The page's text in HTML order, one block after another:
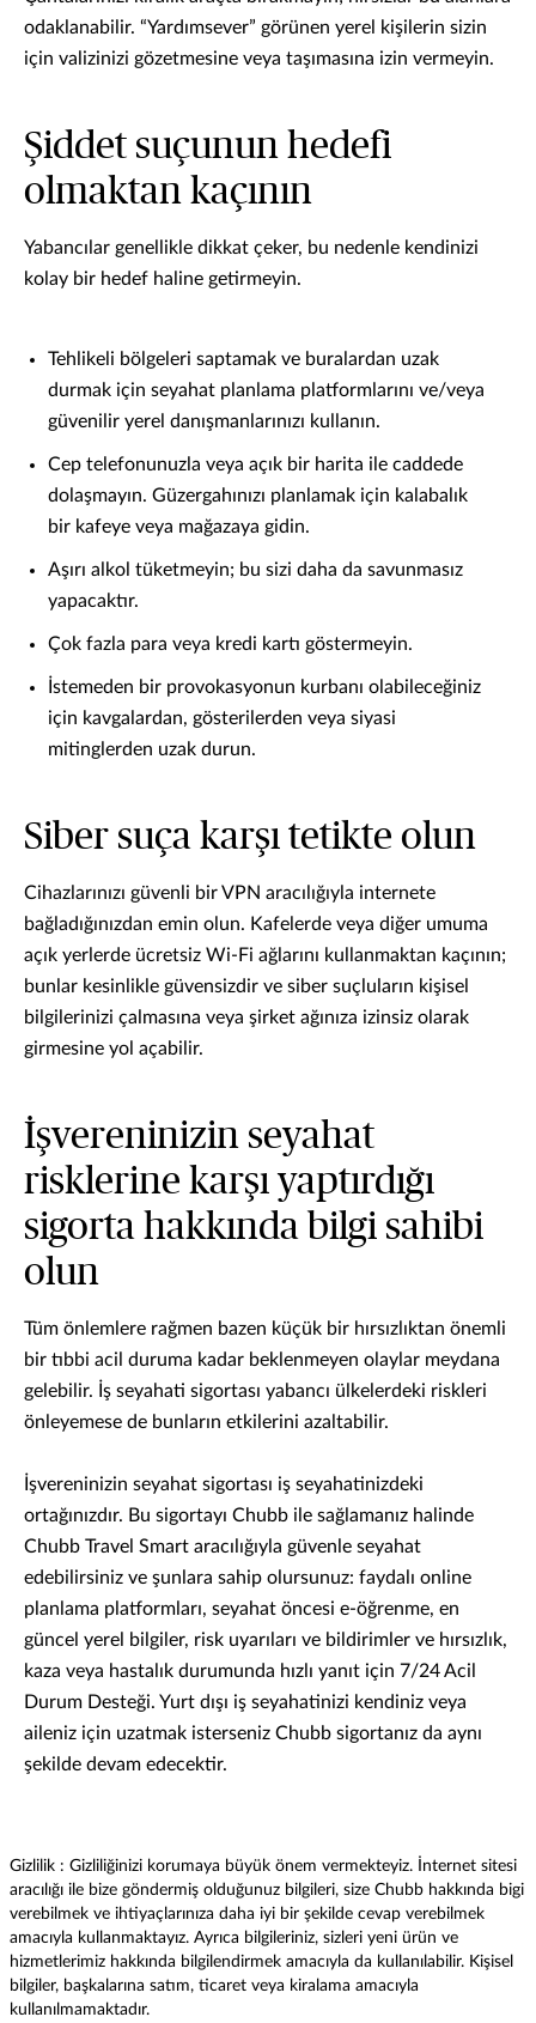
odaklanabilir. “Yardımsever” görünen yerel kişilerin sizin
için valizinizi gözetmesine veya taşımasına izin vermeyin.
Şiddet suçunun hedefi
olmaktan kaçının
Yabancılar genellikle dikkat çeker, bu nedenle kendinizi
kolay bir hedef haline getirmeyin.
Tehlikeli bölgeleri saptamak ve buralardan uzak
durmak için seyahat planlama platformlarını ve/veya
güvenilir yerel danışmanlarınızı kullanın.
Cep telefonunuzla veya açık bir harita ile caddede
dolaşmayın. Güzergahınızı planlamak için kalabalık
bir kafeye veya mağazaya gidin.
Aşırı alkol tüketmeyin; bu sizi daha da savunmasız
yapacaktır.
Çok fazla para veya kredi kartı göstermeyin.
İstemeden bir provokasyonun kurbanı olabileceğiniz
için kavgalardan, gösterilerden veya siyasi
mitinglerden uzak durun.
Siber suça karşı tetikte olun
Cihazlarınızı güvenli bir VPN aracılığıyla internete
bağladığınızdan emin olun. Kafelerde veya diğer umuma
açık yerlerde ücretsiz Wi-Fi ağlarını kullanmaktan kaçının;
bunlar kesinlikle güvensizdir ve siber suçluların kişisel
bilgilerinizi çalmasına veya şirket ağınıza izinsiz olarak
girmesine yol açabilir.
İşvereninizin seyahat
risklerine karşı yaptırdığı
sigorta hakkında bilgi sahibi
olun
Tüm önlemlere rağmen bazen küçük bir hırsızlıktan önemli
bir tıbbi acil duruma kadar beklenmeyen olaylar meydana
gelebilir. İş seyahati sigortası yabancı ülkelerdeki riskleri
önleyemese de bunların etkilerini azaltabilir.
İşvereninizin seyahat sigortası iş seyahatinizdeki
ortağınızdır. Bu sigortayı Chubb ile sağlamanız halinde
Chubb Travel Smart aracılığıyla güvenle seyahat
edebilirsiniz ve şunlara sahip olursunuz: faydalı online
planlama platformları, seyahat öncesi e-öğrenme, en
güncel yerel bilgiler, risk uyarıları ve bildirimler ve hırsızlık,
kaza veya hastalık durumunda hızlı yanıt için 7/24 Acil
Durum Desteği. Yurt dışı iş seyahatinizi kendiniz veya
aileniz için uzatmak isterseniz Chubb sigortanız da aynı
şekilde devam edecektir.
Gizlilik : Gizliliğinizi korumaya büyük önem vermekteyiz. İnternet sitesi
aracılığı ile bize göndermiş olduğunuz bilgileri, size Chubb hakkında bigi
verebilmek ve ihtiyaçlarınıza daha iyi bir şekilde cevap verebilmek
amacıyla kullanmaktayız. Ayrıca bilgileriniz, sizleri yeni ürün ve
hizmetlerimiz hakkında bilgilendirmek amacıyla da kullanılabilir. Kişisel
bilgiler, başkalarına satım, ticaret veya kiralama amacıyla
kullanılmamaktadır.